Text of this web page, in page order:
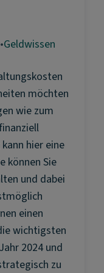
•Geldwissen
möchten
wie zum
hier eine
können Sie
und dabei
einen
wichtigsten
2024 und
zu